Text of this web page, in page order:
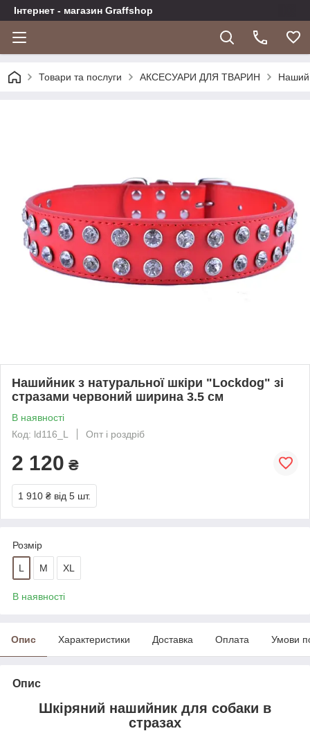
Інтернет - магазин Graffshop
Товари та послуги АКСЕСУАРИ ДЛЯ ТВАРИН
Нашийник з натуральної шкіри "Lockdog" зі
стразами червоний ширина 3.5 см
В наявності
Код: ld116_L
Опт і роздріб
2 120 ₴
1 910 ₴ від 5 шт.
Розмір
L M XL
В наявності
Опис Характеристики Доставка Оплата Умови
Опис
Шкіряний нашийник для собаки в
стразах